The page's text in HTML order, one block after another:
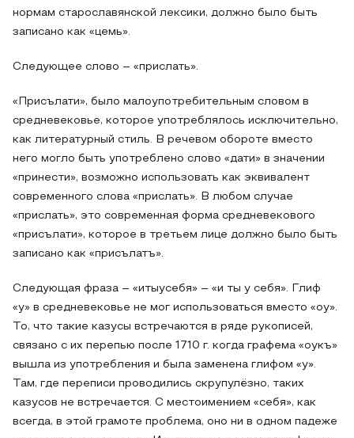
нормам старославянской лексики, должно было быть
записано как «цемь».
Следующее слово – «прислать».
«Присълати», было малоупотребительным словом в
средневековье, которое употреблялось исключительно,
как литературный стиль. В речевом обороте вместо
него могло быть употреблено слово «дати» в значении
«принести», возможно использовать как эквивалент
современного слова «прислать». В любом случае
«прислать», это современная форма средневекового
«присълати», которое в третьем лице должно было быть
записано как «присълатъ».
Следующая фраза – «итыусебя» – «и ты у себя». Глиф
«у» в средневековье не мог использоваться вместо «оу».
То, что такие казусы встречаются в ряде рукописей,
связано с их перепью после 1710 г. когда графема «оукъ»
вышла из употребления и была заменена глифом «у».
Там, где переписи проводились скрупулёзно, таких
казусов не встречается. С местоимением «себя», как
всегда, в этой грамоте проблема, оно ни в одном падеже